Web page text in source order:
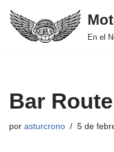
Saltar
En el
Bar
por asturcrono 5 de